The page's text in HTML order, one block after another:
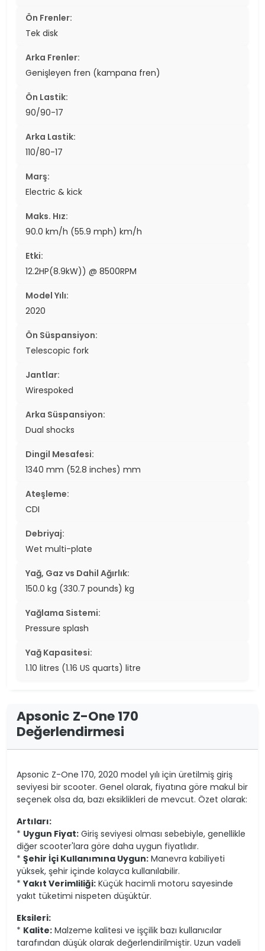
Ön Frenler:
Tek disk
Arka Frenler:
Genişleyen fren (kampana fren)
Ön Lastik:
90/90-17
Arka Lastik:
110/80-17
Marş:
Electric & kick
Maks. Hız:
90.0 km/h (55.9 mph) km/h
Etki:
12.2HP(8.9kW)) @ 8500RPM
Model Yılı:
2020
Ön Süspansiyon:
Telescopic fork
Jantlar:
Wirespoked
Arka Süspansiyon:
Dual shocks
Dingil Mesafesi:
1340 mm (52.8 inches) mm
Ateşleme:
CDI
Debriyaj:
Wet multi-plate
Yağ, Gaz vs Dahil Ağırlık:
150.0 kg (330.7 pounds) kg
Yağlama Sistemi:
Pressure splash
Yağ Kapasitesi:
1.10 litres (1.16 US quarts) litre
Apsonic Z-One 170
Değerlendirmesi
Apsonic Z-One 170, 2020 model yılı için üretilmiş giriş
seviyesi bir scooter. Genel olarak, fiyatına göre makul bir
seçenek olsa da, bazı eksiklikleri de mevcut. Özet olarak:
Artıları:
* Uygun Fiyat: Giriş seviyesi olması sebebiyle, genellikle
diğer scooter'lara göre daha uygun fiyatlıdır.
* Şehir İçi Kullanımına Uygun: Manevra kabiliyeti
yüksek, şehir içinde kolayca kullanılabilir.
*Yakıt Verimliliği: Küçük hacimli motoru sayesinde
yakıt tüketimi nispeten düşüktür.
Eksileri:
* Kalite: Malzeme kalitesi ve işçilik bazı kullanıcılar
tarafından düşük olarak değerlendirilmiştir. Uzun vadeli